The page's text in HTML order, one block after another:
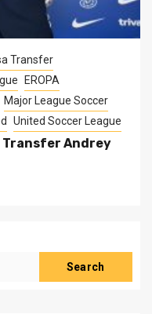
Transfer
EROPA
Major League Soccer
United Soccer League
Transfer Andrey
Search